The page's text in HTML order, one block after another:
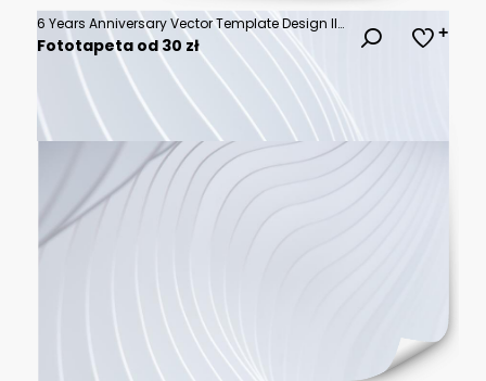
6 Years Anniversary Vector Template Design Illustration
Fototapeta od 30 zł